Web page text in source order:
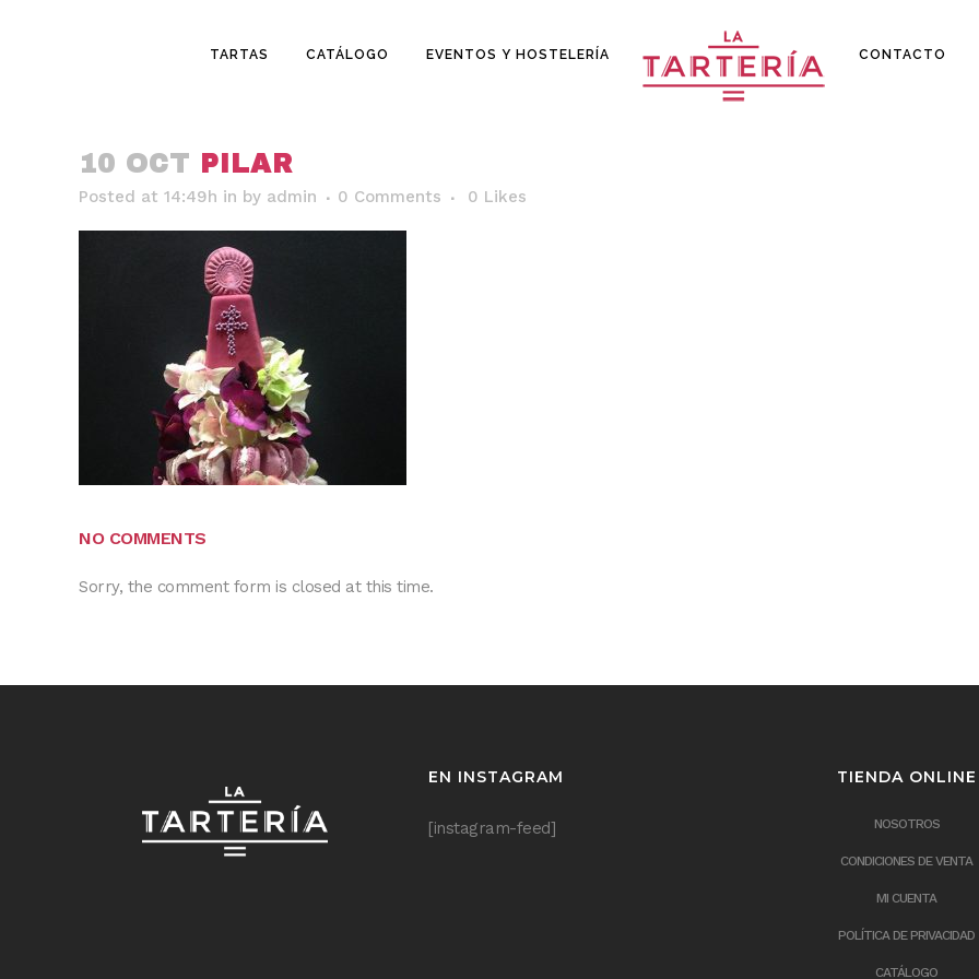
TARTAS CATÁLOGO EVENTOS Y HOSTELERÍA CONTACTO
10 OCT PILAR
Posted at 14:49h in by admin 0 Comments 0 Likes
NO COMMENTS
Sorry, the comment form is closed at this time.
EN INSTAGRAM
[instagram-feed]
TIENDA ONLINE
NOSOTROS
CONDICIONES DE VENTA
MI CUENTA
POLÍTICA DE PRIVACIDAD
CATÁLOGO